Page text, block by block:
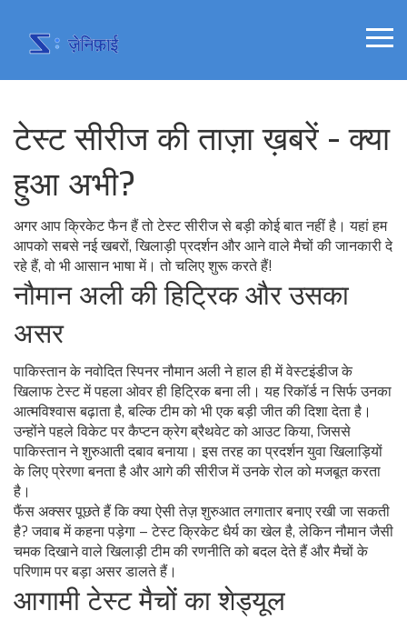
टेस्ट सीरीज की ताज़ा ख़बरें - क्या
हुआ अभी?
अगर आप क्रिकेट फैन हैं तो टेस्ट सीरीज से बड़ी कोई बात नहीं है। यहां हम
आपको सबसे नई खबरों, खिलाड़ी प्रदर्शन और आने वाले मैचों की जानकारी दे
रहे हैं, वो भी आसान भाषा में। तो चलिए शुरू करते हैं!
नौमान अली की हिट्रिक और उसका
असर
पाकिस्तान के नवोदित स्पिनर नौमान अली ने हाल ही में वेस्टइंडीज के
खिलाफ टेस्ट में पहला ओवर ही हिट्रिक बना ली। यह रिकॉर्ड न सिर्फ उनका
आत्मविश्वास बढ़ाता है, बल्कि टीम को भी एक बड़ी जीत की दिशा देता है।
उन्होंने पहले विकेट पर कैप्टन क्रेग ब्रैथवेट को आउट किया, जिससे
पाकिस्तान ने शुरुआती दबाव बनाया। इस तरह का प्रदर्शन युवा खिलाड़ियों
के लिए प्रेरणा बनता है और आगे की सीरीज में उनके रोल को मजबूत करता
है।
फैंस अक्सर पूछते हैं कि क्या ऐसी तेज़ शुरुआत लगातार बनाए रखी जा सकती
है? जवाब में कहना पड़ेगा – टेस्ट क्रिकेट धैर्य का खेल है, लेकिन नौमान जैसी
चमक दिखाने वाले खिलाड़ी टीम की रणनीति को बदल देते हैं और मैचों के
परिणाम पर बड़ा असर डालते हैं।
आगामी टेस्ट मैचों का शेड्यूल